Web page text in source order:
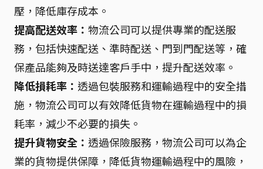
壓，降低庫存成本。
提高配送效率： 物流公司可以提供專業的配送服
務，包括快速配送、準時配送、門到門配送等，確
保產品能夠及時送達客戶手中，提升配送效率。
降低損耗率： 透過包裝服務和運輸過程中的安全措
施，物流公司可以有效降低貨物在運輸過程中的損
耗率，減少不必要的損失。
提升貨物安全： 透過保險服務，物流公司可以為企
業的貨物提供保障，降低貨物運輸過程中的風險，